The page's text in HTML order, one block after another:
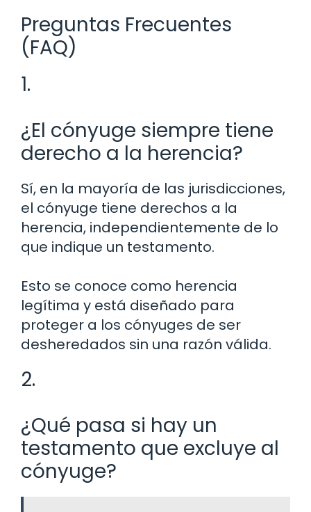
Preguntas Frecuentes
(FAQ)
1.
¿El cónyuge siempre tiene
derecho a la herencia?
Sí, en la mayoría de las jurisdicciones,
el cónyuge tiene derechos a la
herencia, independientemente de lo
que indique un testamento.
Esto se conoce como herencia
legítima y está diseñado para
proteger a los cónyuges de ser
desheredados sin una razón válida.
2.
¿Qué pasa si hay un
testamento que excluye al
cónyuge?